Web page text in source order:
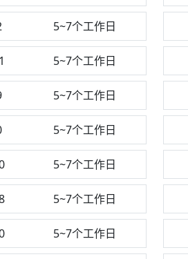
5~7个工作日
5~7个工作日
5~7个工作日
5~7个工作日
5~7个工作日
5~7个工作日
5~7个工作日